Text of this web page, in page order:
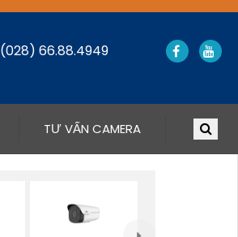
(028) 66.88.4949
TƯ VẤN CAMERA